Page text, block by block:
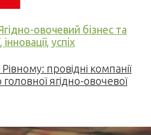
овочевий бізнес та
успіх
провідні компанії
ягідно-овочевої